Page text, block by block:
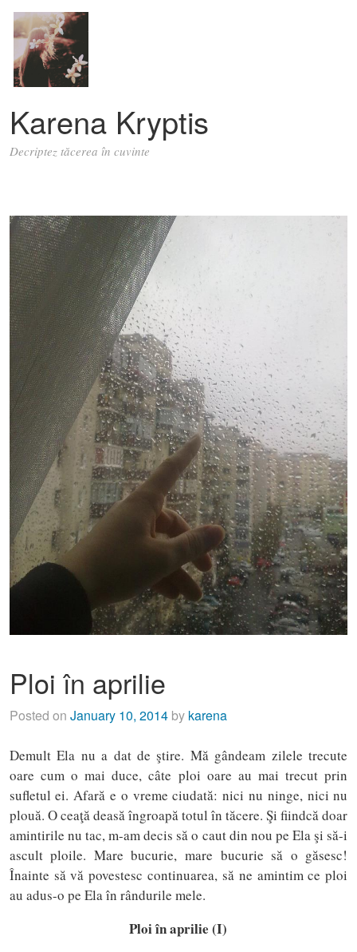
Karena Kryptis
Decriptez tăcerea în cuvinte
Ploi în aprilie
Posted on January 10, 2014by karena
Demult Ela nu a dat de ştire. Mă gândeam zilele trecute
oare cum o mai duce, câte ploi oare au mai trecut prin
sufletul ei. Afară e o vreme ciudată: nici nu ninge, nici nu
plouă. O ceaţă deasă îngroapă totul în tăcere. Şi fiindcă doar
amintirile nu tac, m-am decis să o caut din nou pe Ela şi să-i
ascult ploile. Mare bucurie, mare bucurie să o găsesc!
Înainte să vă povestesc continuarea, să ne amintim ce ploi
au adus-o pe Ela în rândurile mele.
Ploi în aprilie (I)